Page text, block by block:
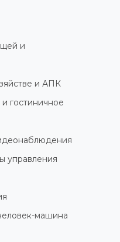
и
и АПК
гостиничное
управления
машина